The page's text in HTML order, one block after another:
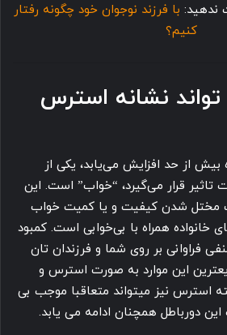
ندهید: با فرزند نوجوان خود چگونه رفتار
کنیم؟
نشانه استرس
از حد افزایش می یابد، یکی از
قرار می گیرد، “خواب” است. این
مختل شدن کیفیت و یا کمیت خواب
خانواده همراه با بی خوابی است. کمبود
فراوانی بر روی شما و فرزندان تان
این موارد به صورت استرس و
استرس نیز میتواند متعاقبا موجب بی
دور باطل همچنان ادامه می یابد.